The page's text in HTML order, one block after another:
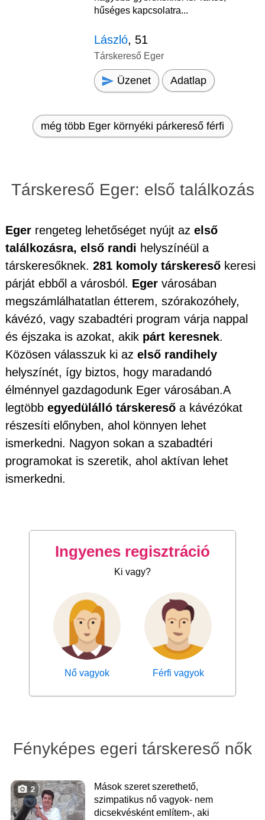
hűséges kapcsolatra...
László, 51
Társkereső Eger
Üzenet Adatlap
még több Eger környéki párkereső férfi
Társkereső Eger: első találkozás
Eger rengeteg lehetőséget nyújt az első
találkozásra, első randi helyszínéül a
társkeresőknek. 281 komoly társkereső keresi
párját ebből a városból. Eger városában
megszámlálhatatlan étterem, szórakozóhely,
kávézó, vagy szabadtéri program várja nappal
és éjszaka is azokat, akik párt keresnek.
Közösen válasszuk ki az első randihely
helyszínét, így biztos, hogy maradandó
élménnyel gazdagodunk Eger városában.A
legtöbb egyedülálló társkereső a kávézókat
részesíti előnyben, ahol könnyen lehet
ismerkedni. Nagyon sokan a szabadtéri
programokat is szeretik, ahol aktívan lehet
ismerkedni.
Ingyenes regisztráció
Ki vagy?
Nő vagyok Férfi vagyok
Fényképes egeri társkereső nők
2
Mások szeret szerethető,
szimpatikus nő vagyok- nem
dicsekvésként említem-, aki